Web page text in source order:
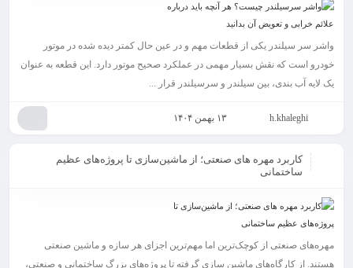
واشر سر سیلندر یکی از قطعات مهم و در عین حال کمتر دیده شده در موتور
خودرو است که نقش بسیار مهمی در عملکرد صحیح موتور دارد. این قطعه به‌ عنوان
یک لایه آب‌ بندی، بین سیلندر و سرسیلندر قرار ...
h.khaleghi ۱۳ بهمن ۱۴۰۴
کاربرد مهره های صنعتی؛ از ماشین‌سازی تا پروژه‌های عظیم
ساختمانی
مهره‌های صنعتی از کوچک‌ترین اما مهم‌ترین اجزای هر سازه و ماشین صنعتی
هستند. از کارگاه‌های ماشین‌ سازی گرفته تا پروژه‌های بزرگ ساختمانی و صنعتی،